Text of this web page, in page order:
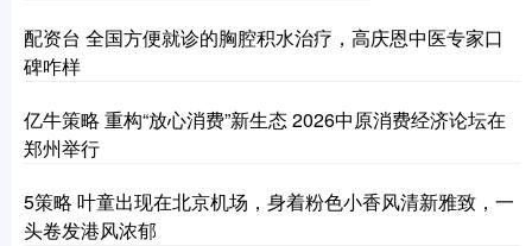
配资台 全国方便就诊的胸腔积水治疗，高庆恩中医专家口
碑咋样
亿牛策略 重构“放心消费”新生态 2026中原消费经济论坛在
郑州举行
5策略 叶童出现在北京机场，身着粉色小香风清新雅致，一
头卷发港风浓郁